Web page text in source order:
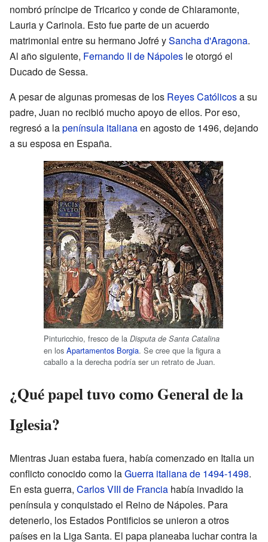
nombró príncipe de Tricarico y conde de Chiaramonte,
Lauria y Carinola. Esto fue parte de un acuerdo
matrimonial entre su hermano Jofré ySancha d'Aragona.
Al año siguiente, Fernando II de Nápoles le otorgó el
Ducado de Sessa.
A pesar de algunas promesas de los Reyes Católicosa su
padre, Juan no recibió mucho apoyo de ellos. Por eso,
regresó a lapenínsula italianaen agosto de 1496, dejando
a su esposa en España.
Pinturicchio, fresco de la Disputa de Santa Catalina
en los Apartamentos Borgia. Se cree que la figura a
caballo a la derecha podría ser un retrato de Juan.
¿Qué papel tuvo como General de la
Iglesia?
Mientras Juan estaba fuera, había comenzado en Italia un
conflicto conocido como laGuerra italiana de 1494-1498.
En esta guerra, Carlos VIII de Francia había invadido la
península y conquistado el Reino de Nápoles. Para
detenerlo, los Estados Pontificios se unieron a otros
países en la Liga Santa. El papa planeaba luchar contra la